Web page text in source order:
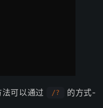
可以通过 /?
的方式-